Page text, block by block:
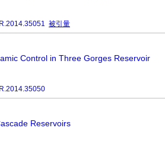
被引量
Control in Three Gorges Reservoir
Reservoirs